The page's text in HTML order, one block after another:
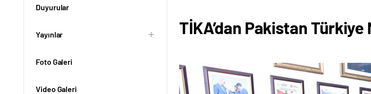
Duyurular
Yayınlar
Foto Galeri
Video Galeri
TİKA’dan Pakistan